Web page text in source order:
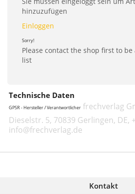
hinzuzufügen
Einloggen
Sorry!
Please contact the shop first to
list
Technische Daten
GPSR - Hersteller / Verantwortlicher frechverlag
Dieselstr. 5, 70839 Gerlingen, DE,
info@frechverlag.de
Kontakt